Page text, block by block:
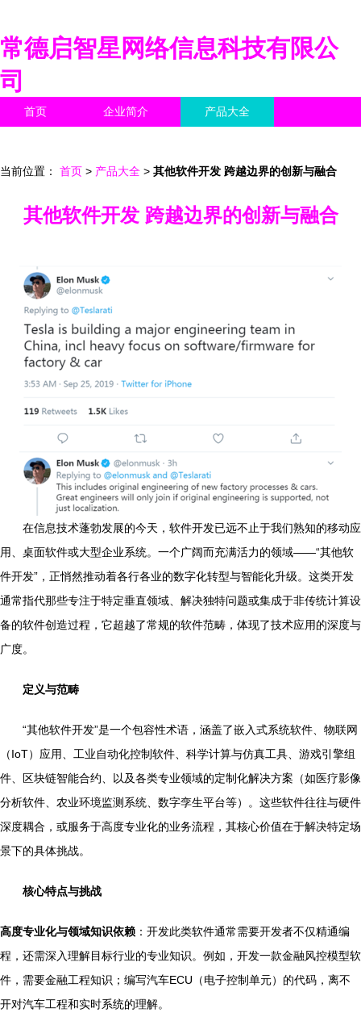
常德启智星网络信息科技有限公
司
首页 企业简介 产品大全
当前位置： 首页 > 产品大全 > 其他软件开发 跨越边界的创新与融合
其他软件开发 跨越边界的创新与融合
在信息技术蓬勃发展的今天，软件开发已远不止于我们熟知的移动应
用、桌面软件或大型企业系统。一个广阔而充满活力的领域——“其他软
件开发”，正悄然推动着各行各业的数字化转型与智能化升级。这类开发
通常指代那些专注于特定垂直领域、解决独特问题或集成于非传统计算设
备的软件创造过程，它超越了常规的软件范畴，体现了技术应用的深度与
广度。
定义与范畴
“其他软件开发”是一个包容性术语，涵盖了嵌入式系统软件、物联网
（IoT）应用、工业自动化控制软件、科学计算与仿真工具、游戏引擎组
件、区块链智能合约、以及各类专业领域的定制化解决方案（如医疗影像
分析软件、农业环境监测系统、数字孪生平台等）。这些软件往往与硬件
深度耦合，或服务于高度专业化的业务流程，其核心价值在于解决特定场
景下的具体挑战。
核心特点与挑战
高度专业化与领域知识依赖 ：开发此类软件通常需要开发者不仅精通编
程，还需深入理解目标行业的专业知识。例如，开发一款金融风控模型软
件，需要金融工程知识；编写汽车ECU（电子控制单元）的代码，离不
开对汽车工程和实时系统的理解。